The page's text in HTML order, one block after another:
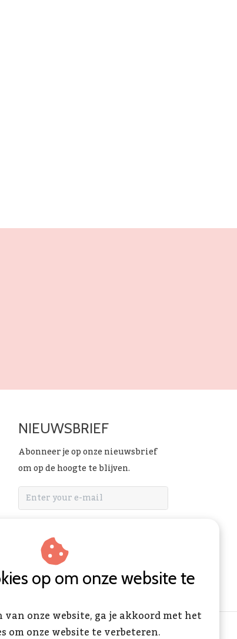
NIEUWSBRIEF
Abonneer je op onze nieuwsbrief
om op de hoogte te blijven.
op om onze website te
onze website, ga je akkoord met het
om onze website te verbeteren.